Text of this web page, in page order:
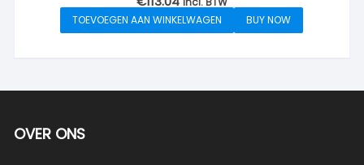
TOEVOEGEN AAN WINKELWAGEN
BUY NOW
OVER ONS